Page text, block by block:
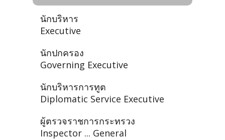
นักบริหาร
Executive
นักปกครอง
Governing Executive
นักบริหารการทูต
Diplomatic Service Executive
ผู้ตรวจราชการกระทรวง
Inspector ... General